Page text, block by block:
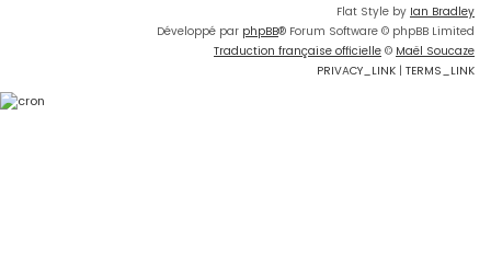
Flat Style by Ian Bradley
Développé par phpBB® Forum Software © phpBB Limited
Traduction française officielle © Maël Soucaze
PRIVACY_LINK | TERMS_LINK